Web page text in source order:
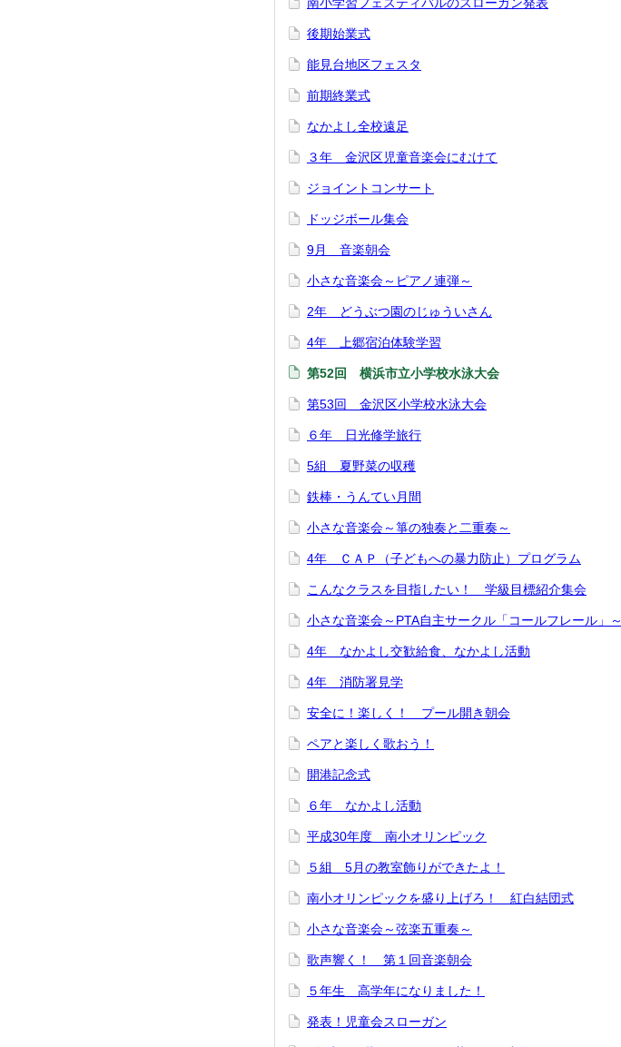
後期始業式
能見台地区フェスタ
前期終業式
なかよし全校遠足
３年 金沢区児童音楽会にむけて
ジョイントコンサート
ドッジボール集会
9月 音楽朝会
小さな音楽会～ピアノ連弾～
2年 どうぶつ園のじゅういさん
4年 上郷宿泊体験学習
第52回 横浜市立小学校水泳大会
第53回 金沢区小学校水泳大会
６年 日光修学旅行
5組 夏野菜の収穫
鉄棒・うんてい月間
小さな音楽会～箏の独奏と二重奏～
4年 ＣＡＰ（子どもへの暴力防止）プログラム
こんなクラスを目指したい！ 学級目標紹介集会
小さな音楽会～PTA自主サークル「コールフレール」～
4年 なかよし交歓給食、なかよし活動
4年 消防署見学
安全に！楽しく！ プール開き朝会
ペアと楽しく歌おう！
開港記念式
６年 なかよし活動
平成30年度 南小オリンピック
５組 5月の教室飾りができたよ！
南小オリンピックを盛り上げろ！ 紅白結団式
小さな音楽会～弦楽五重奏～
歌声響く！ 第１回音楽朝会
５年生 高学年になりました！
発表！児童会スローガン